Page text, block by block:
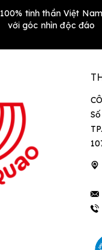
100% tinh thần Việt Nam
với góc nhìn độc đáo